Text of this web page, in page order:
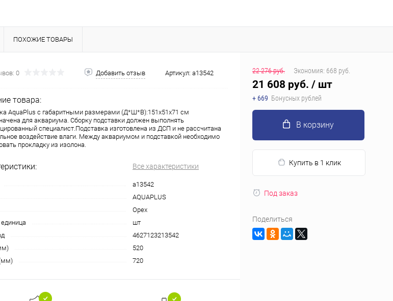
ПОХОЖИЕ ТОВАРЫ
0 Добавить отзыв Артикул: a13542
товара:
AquaPlus с габаритными размерами (Д*Ш*В):151x51x71 см
для аквариума. Сборку подставки должен выполнять
специалист.Подставка изготовлена из ДСП и не рассчитана
воздействие влаги. Между аквариумом и подставкой необходимо
прокладку из изолона.
Все характеристики
a13542
AQUAPLUS
Орех
шт
4627123213542
520
720
22 276 руб. Экономия: 668 руб.
21 608 руб. / шт
+ 669 Бонусных рублей
В корзину
Купить в 1 клик
Под заказ
Поделиться